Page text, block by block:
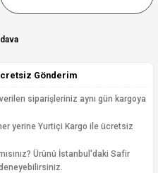
Gönderim
siparişleriniz aynı gün kargoya
yerine Yurtiçi Kargo ile ücretsiz
Ürünü İstanbul'daki Safir